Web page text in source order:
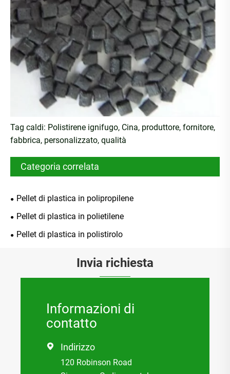
Tag caldi: Polistirene ignifugo, Cina, produttore, fornitore,
fabbrica, personalizzato, qualità
Categoria correlata
Pellet di plastica in polipropilene
Pellet di plastica in polietilene
Pellet di plastica in polistirolo
Invia richiesta
Informazioni di
contatto
 Indirizzo
120 Robinson Road